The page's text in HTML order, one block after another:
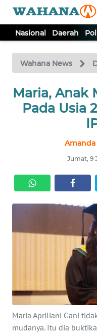
Nasional Daerah
Wahana News
Maria, Anak
Pada Usia
Jumat, 9
Maria Apriliani Gani
mudanya. Itu dia
TV
Tutup
NASIONAL
KRIMINAL
EKUIN
SAINS-TEKNO
INTERNASIONAL
SERBA-SERBI